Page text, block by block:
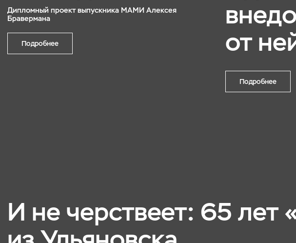
Дипломный проект выпускника МАМИ Алексея
Бравермана
Подробнее
от
Подробнее
И не черствеет: 65 лет